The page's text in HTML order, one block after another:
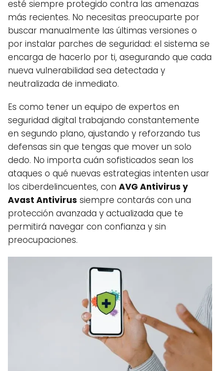
esté siempre protegido contra las amenazas
más recientes. No necesitas preocuparte por
buscar manualmente las últimas versiones o
por instalar parches de seguridad: el sistema se
encarga de hacerlo por ti, asegurando que cada
nueva vulnerabilidad sea detectada y
neutralizada de inmediato.
Es como tener un equipo de expertos en
seguridad digital trabajando constantemente
en segundo plano, ajustando y reforzando tus
defensas sin que tengas que mover un solo
dedo. No importa cuán sofisticados sean los
ataques o qué nuevas estrategias intenten usar
los ciberdelincuentes, con AVG Antivirus y
Avast Antivirus siempre contarás con una
protección avanzada y actualizada que te
permitirá navegar con confianza y sin
preocupaciones.